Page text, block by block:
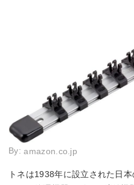
By:amazon.co.jp
トネは1938年に設立された日